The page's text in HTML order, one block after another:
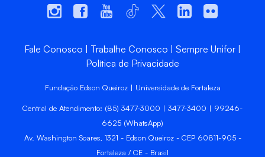
Fale Conosco Trabalhe Conosco
Sempre Unifor
Política de Privacidade
Fundação Edson Queiroz | Universidade de Fortaleza
Central de Atendimento: (85) 3477-3000 | 3477-3400 | 99246-
6625 (WhatsApp)
Av. Washington Soares, 1321 - Edson Queiroz - CEP 60811-905 -
Fortaleza / CE - Brasil